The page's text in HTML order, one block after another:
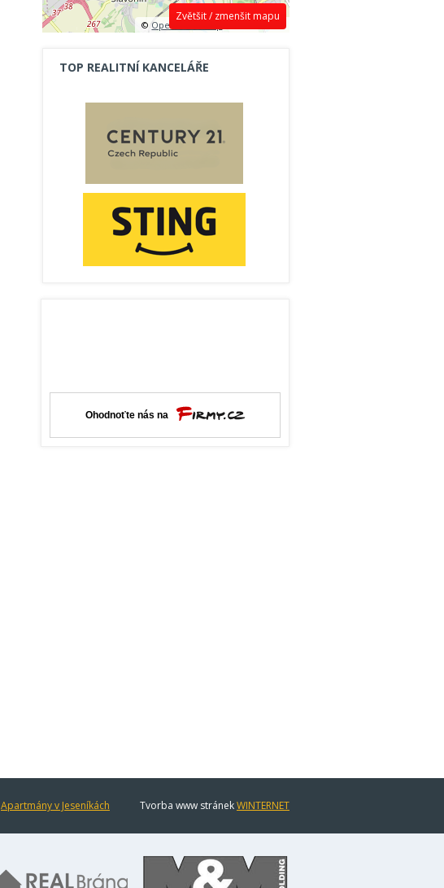
Zvětšit / zmenšit mapu
©OpenStreetMap contributors.
TOP REALITNÍ KANCELÁŘE
Apartmány v Jeseníkách Tvorba www stránekWINTERNET